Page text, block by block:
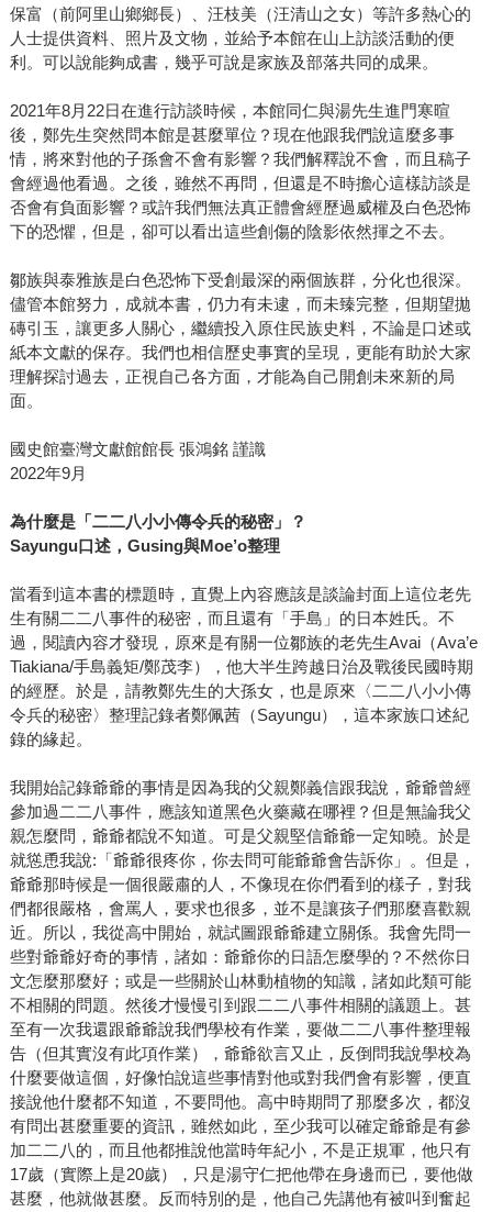
保富（前阿里山鄉鄉長）、汪枝美（汪清山之女）等許多熱心的
人士提供資料、照片及文物，並給予本館在山上訪談活動的便
利。可以說能夠成書，幾乎可說是家族及部落共同的成果。
2021年8月22日在進行訪談時候，本館同仁與湯先生進門寒暄
後，鄭先生突然問本館是甚麼單位？現在他跟我們說這麼多事
情，將來對他的子孫會不會有影響？我們解釋說不會，而且稿子
會經過他看過。之後，雖然不再問，但還是不時擔心這樣訪談是
否會有負面影響？或許我們無法真正體會經歷過威權及白色恐怖
下的恐懼，但是，卻可以看出這些創傷的陰影依然揮之不去。
鄒族與泰雅族是白色恐怖下受創最深的兩個族群，分化也很深。
儘管本館努力，成就本書，仍力有未逮，而未臻完整，但期望拋
磚引玉，讓更多人關心，繼續投入原住民族史料，不論是口述或
紙本文獻的保存。我們也相信歷史事實的呈現，更能有助於大家
理解探討過去，正視自己各方面，才能為自己開創未來新的局
面。
國史館臺灣文獻館館長 張鴻銘 謹識
2022年9月
為什麼是「二二八小小傳令兵的秘密」？
Sayungu口述，Gusing與Moe’o整理
當看到這本書的標題時，直覺上內容應該是談論封面上這位老先
生有關二二八事件的秘密，而且還有「手島」的日本姓氏。不
過，閱讀內容才發現，原來是有關一位鄒族的老先生Avai（Ava’e
Tiakiana/手島義矩/鄭茂李），他大半生跨越日治及戰後民國時期
的經歷。於是，請教鄭先生的大孫女，也是原來〈二二八小小傳
令兵的秘密〉整理記錄者鄭佩茜（Sayungu），這本家族口述紀
錄的緣起。
我開始記錄爺爺的事情是因為我的父親鄭義信跟我說，爺爺曾經
參加過二二八事件，應該知道黑色火藥藏在哪裡？但是無論我父
親怎麼問，爺爺都說不知道。可是父親堅信爺爺一定知曉。於是
就慫恿我說:「爺爺很疼你，你去問可能爺爺會告訴你」。但是，
爺爺那時候是一個很嚴肅的人，不像現在你們看到的樣子，對我
們都很嚴格，會罵人，要求也很多，並不是讓孩子們那麼喜歡親
近。所以，我從高中開始，就試圖跟爺爺建立關係。我會先問一
些對爺爺好奇的事情，諸如：爺爺你的日語怎麼學的？不然你日
文怎麼那麼好；或是一些關於山林動植物的知識，諸如此類可能
不相關的問題。然後才慢慢引到跟二二八事件相關的議題上。甚
至有一次我還跟爺爺說我們學校有作業，要做二二八事件整理報
告（但其實沒有此項作業），爺爺欲言又止，反倒問我說學校為
什麼要做這個，好像怕說這些事情對他或對我們會有影響，便直
接說他什麼都不知道，不要問他。高中時期問了那麼多次，都沒
有問出甚麼重要的資訊，雖然如此，至少我可以確定爺爺是有參
加二二八的，而且他都推說他當時年紀小，不是正規軍，他只有
17歲（實際上是20歲），只是湯守仁把他帶在身邊而已，要他做
甚麼，他就做甚麼。反而特別的是，他自己先講他有被叫到奮起